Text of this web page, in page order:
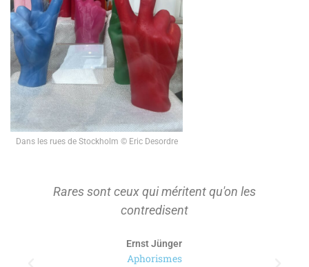
Dans les rues de Stockholm © Eric Desordre
Rares sont ceux qui méritent qu'on les
contredisent
Ernst Jünger
Aphorismes